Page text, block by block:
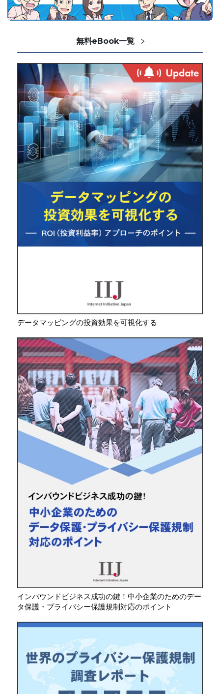
無料eBook一覧
データマッピングの投資効果を可視化する
インバウンドビジネス成功の鍵！中小企業のためのデー
タ保護・プライバシー保護規制対応のポイント